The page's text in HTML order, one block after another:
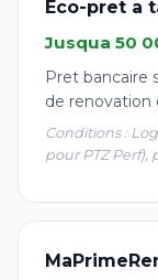
Eco-pret a
Jusqua 50
Pret bancaire
de renovation
Conditions :
pour PTZ Perf),